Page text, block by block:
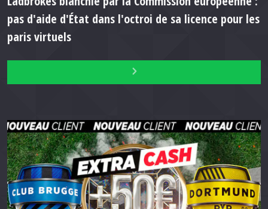
pas d'aide d'État dans l'octroi de sa licence pour les
paris virtuels